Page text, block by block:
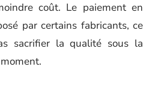
coût. Le paiement en
par certains fabricants, ce
sacrifier la qualité sous la